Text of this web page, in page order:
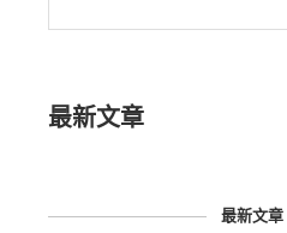
最新文章
最新文章